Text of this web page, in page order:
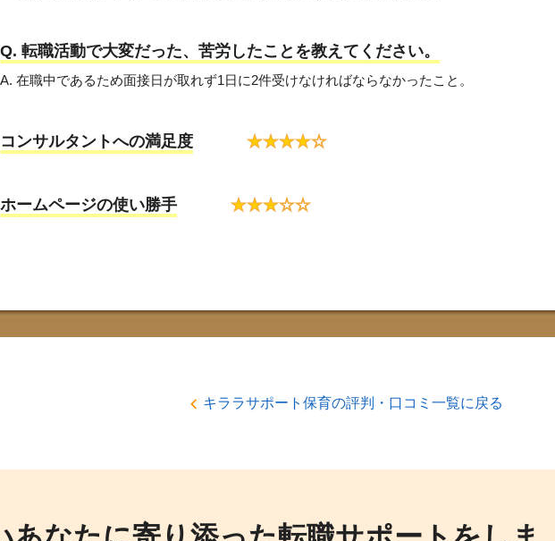
Q. 転職活動で大変だった、苦労したことを教えてください。
A. 在職中であるため面接日が取れず1日に2件受けなければならなかったこと。
コンサルタントへの満足度 ★★★★☆
ホームページの使い勝手 ★★★☆☆
キララサポート保育の評判・口コミ一覧に戻る